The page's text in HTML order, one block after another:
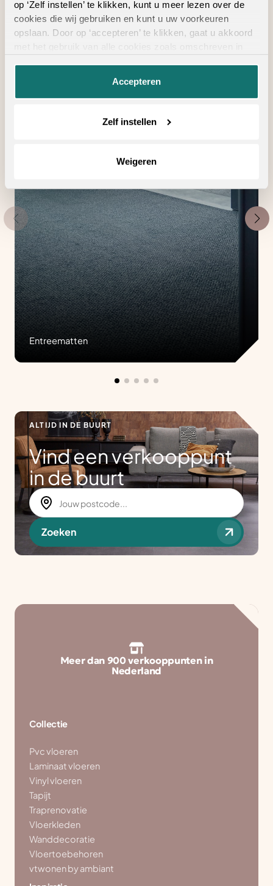
op ‘Zelf instellen’ te klikken, kunt u meer lezen over de
cookies die wij gebruiken en kunt u uw voorkeuren
opslaan. Door op ‘accepteren’ te klikken, gaat u akkoord
Accepteren
Zelf instellen
Weigeren
Geschikte
vloertoebehoren
Entreematten
ALTIJD IN DE BUURT
Vind een verkooppunt
in de buurt
Zoeken
Meer dan 900 verkooppunten in
Nederland
Collectie
Pvc vloeren
Laminaat vloeren
Vinyl vloeren
Tapijt
Traprenovatie
Vloerkleden
Wanddecoratie
Vloertoebehoren
vtwonen by ambiant